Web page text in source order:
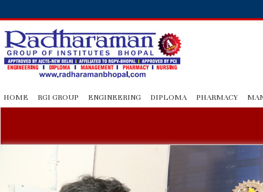
HOME RGI GROUP ENGINEERING DIPLOMA PHARMACY